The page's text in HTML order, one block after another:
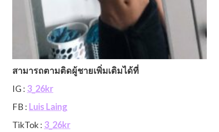
สามารถตามติดผู้ชายเพิ่มเติมได้ที่
IG : 3_26kr
FB : Luis Laing
TikTok : 3_26kr